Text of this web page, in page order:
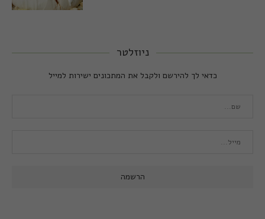
ניוזלטר
כדאי לך להירשם ולקבל את המתכונים ישירות למייל